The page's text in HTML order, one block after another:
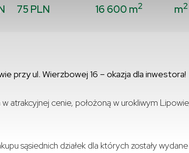
75 PLN 16 600 m2 m2
przy ul. Wierzbowej 16 – okazja dla inwestora!
w atrakcyjnej cenie, położoną w urokliwym
sąsiednich działek dla których zostały